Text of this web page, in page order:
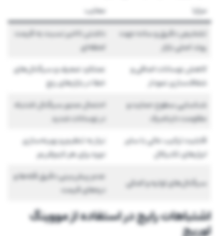
مزایا
معایب
تشخیص دقیق و ساده جهت
روند اصلی بازار
داشتن تاخیر نسبت به قیمت
لحظه‌ای
کاهش نوسانات اضافی و
شفاف‌سازی نمودار
عملکرد ضعیف و سیگنال‌های
خطا در بازارهای رنج
شناسایی سطوح حمایت و
مقاومت داینامیک
احتمال صدور سیگنال اشتباه
در نوسانات شدید
قابلیت ترکیب عالی با سایر
ابزارهای تکنیکال
نیاز به تنظیم و بهینه‌سازی
دوره برای هر تایم‌فریم
سیگنال‌های اولیه و کمکی
عدم پیش‌بینی دقیق قله‌ها و
دره‌های قیمت
اشتباهات رایج در استفاده از مووینگ
اوریج